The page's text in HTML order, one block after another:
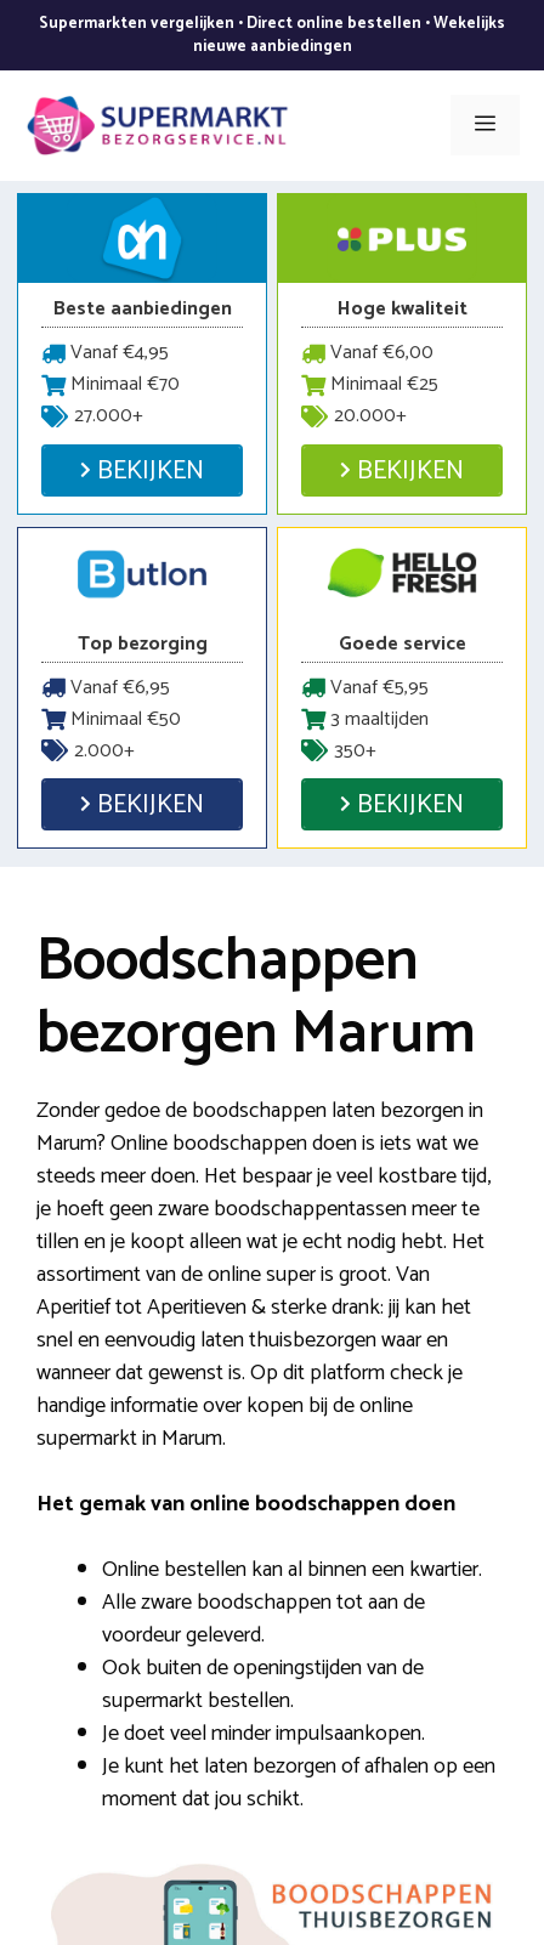
de
inhoud
Supermarkten vergelijken • Direct online bestellen • Wekelijks
nieuwe aanbiedingen
Menu
Beste aanbiedingen
Vanaf €4,95
Minimaal €70
27.000+
BEKIJKEN
Hoge kwaliteit
Vanaf €6,00
Minimaal €25
20.000+
BEKIJKEN
Top bezorging
Vanaf €6,95
Minimaal €50
2.000+
BEKIJKEN
Goede service
Vanaf €5,95
3 maaltijden
350+
BEKIJKEN
Boodschappen
bezorgen Marum
Zonder gedoe de boodschappen laten bezorgen in
Marum? Online boodschappen doen is iets wat we
steeds meer doen. Het bespaar je veel kostbare tijd,
je hoeft geen zware boodschappentassen meer te
tillen en je koopt alleen wat je echt nodig hebt. Het
assortiment van de online super is groot. Van
Aperitief tot Aperitieven & sterke drank: jij kan het
snel en eenvoudig laten thuisbezorgen waar en
wanneer dat gewenst is. Op dit platform check je
handige informatie over kopen bij de online
supermarkt in Marum.
Het gemak van online boodschappen doen
Online bestellen kan al binnen een kwartier.
Alle zware boodschappen tot aan de
voordeur geleverd.
Ook buiten de openingstijden van de
supermarkt bestellen.
Je doet veel minder impulsaankopen.
Je kunt het laten bezorgen of afhalen op een
moment dat jou schikt.